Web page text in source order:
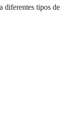
diferentes tipos de